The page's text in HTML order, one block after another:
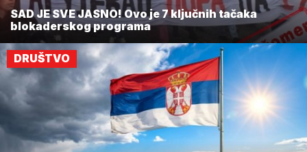
SAD JE SVE JASNO! Ovo je 7 ključnih tačaka
blokaderskog programa
DRUŠTVO